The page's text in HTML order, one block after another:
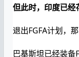
但此时，印度已经
退出FGFA计划，
巴基斯坦已经装